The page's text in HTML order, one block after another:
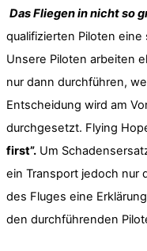
Das Fliegen in nicht so
qualifizierten Piloten
Unsere Piloten arbeiten
nur dann durchführen,
Entscheidung wird am
durchgesetzt. Flying
first”. Um
ein Transport jedoch nur
des Fluges eine
den durchführenden